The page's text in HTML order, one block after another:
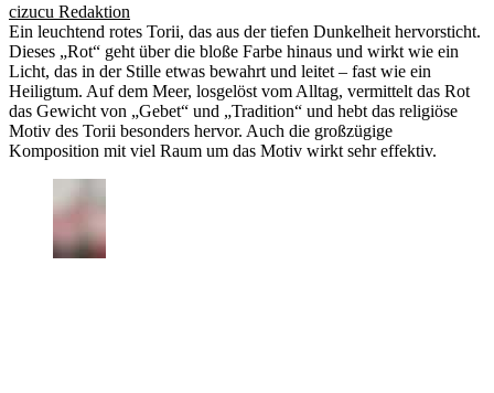
cizucu Redaktion
Ein leuchtend rotes Torii, das aus der tiefen Dunkelheit hervorsticht.
Dieses „Rot“ geht über die bloße Farbe hinaus und wirkt wie ein
Licht, das in der Stille etwas bewahrt und leitet – fast wie ein
Heiligtum. Auf dem Meer, losgelöst vom Alltag, vermittelt das Rot
das Gewicht von „Gebet“ und „Tradition“ und hebt das religiöse
Motiv des Torii besonders hervor. Auch die großzügige
Komposition mit viel Raum um das Motiv wirkt sehr effektiv.